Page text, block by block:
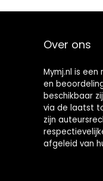
Over ons
Mymj.nl is
en
beschikbaar
via de laatst
zijn
afgeleid van